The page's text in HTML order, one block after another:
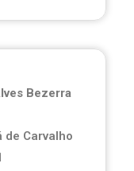
Bezerra
Carvalho